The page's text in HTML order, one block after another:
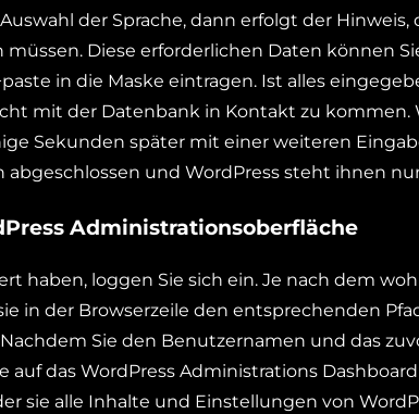
der Sprache, dann erfolgt der Hinweis,
Diese erforderlichen Daten können
in die Maske eintragen. Ist alles
mit der Datenbank in Kontakt zu
Sekunden später mit einer weiteren
und WordPress steht ihnen
Administrationsoberfläche
haben, loggen Sie sich ein. Je nach dem
in der Browserzeile den entsprechenden
Sie den Benutzernamen und das
das WordPress Administrations Dashboard
sie alle Inhalte und Einstellungen von